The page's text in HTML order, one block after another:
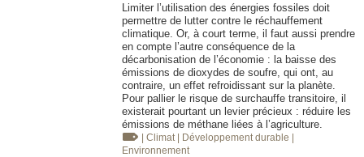
Limiter l’utilisation des énergies fossiles doit
permettre de lutter contre le réchauffement
climatique. Or, à court terme, il faut aussi prendre
en compte l’autre conséquence de la
décarbonisation de l’économie : la baisse des
émissions de dioxydes de soufre, qui ont, au
contraire, un effet refroidissant sur la planète.
Pour pallier le risque de surchauffe transitoire, il
existerait pourtant un levier précieux : réduire les
émissions de méthane liées à l’agriculture.
| Climat | Développement durable |
Environnement